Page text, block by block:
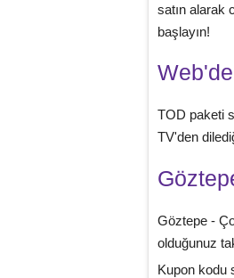
satın alarak
başlayın!
TOD paketi
TV'den
Göztepe -
olduğunuz
Kupon kodu